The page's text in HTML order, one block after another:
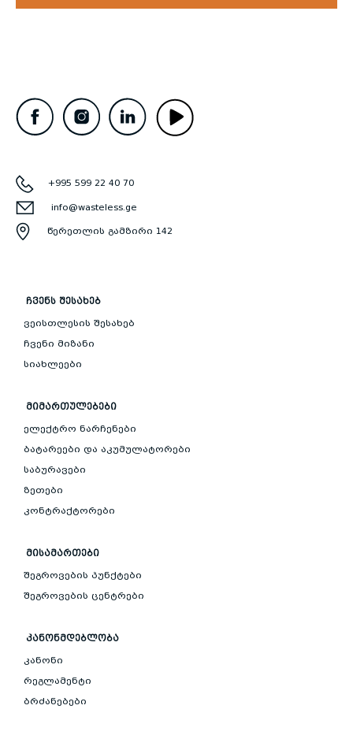
+995 599 22 40 70
info@wasteless.ge
წერეთლის გამზირი 142
ᲩᲕᲔᲜᲡ ᲨᲔᲡᲐᲮᲔᲑ
ვეისთლესის შესახებ
ჩვენი მიზანი
სიახლეები
ᲛᲘᲛᲐᲠᲗᲣᲚᲔᲑᲔᲑᲘ
ელექტრო ნარჩენები
ბატარეები და აკუმულატორები
საბურავები
ზეთები
კონტრაქტორები
ᲛᲘᲡᲐᲛᲐᲠᲗᲔᲑᲘ
შეგროვების პუნქტები
შეგროვების ცენტრები
ᲙᲐᲜᲝᲜᲛᲓᲔᲑᲚᲝᲑᲐ
კანონი
რეგლამენტი
ბრძანებები